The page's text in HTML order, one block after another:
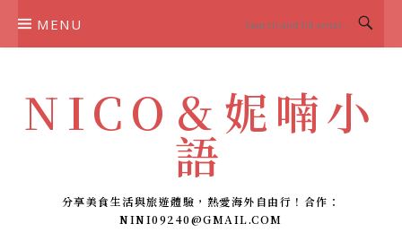
MENU
NICO＆妮喃小
語
分享美食生活與旅遊體驗，熱愛海外自由行！合作：
NINI09240@GMAIL.COM